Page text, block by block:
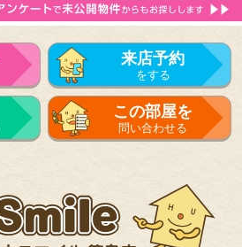
来店予約
をする
この部屋を
問い合わせる